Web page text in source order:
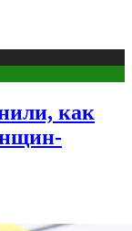
как